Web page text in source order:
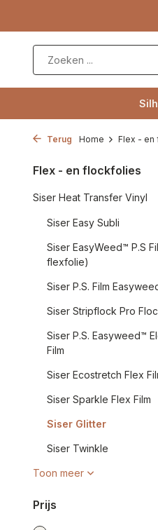
Terug Home Flex - en
Flex - en flockfolies
Siser Heat Transfer Vinyl
Siser Easy Subli
Siser EasyWeed™ P.S
flexfolie)
Siser P.S. Film
Siser Stripflock Pro
Siser P.S. Easyweed™
Film
Siser Ecostretch Flex
Siser Sparkle Flex Film
Siser Glitter
Siser Twinkle
Toon meer
Prijs